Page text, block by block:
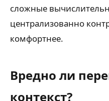
сложные
централизованно
комфортнее.
Вредно ли
контекст?